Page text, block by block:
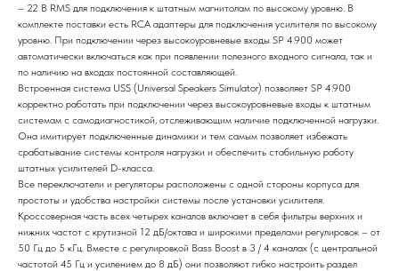
– 22 В RMS для подключения к штатным магнитолам по высокому уровню. В
комплекте поставки есть RCA адаптеры для подключения усилителя по высокому
уровню. При подключении через высокоуровневые входы SP 4.900 может
автоматически включаться как при появлении полезного входного сигнала, так и
по наличию на входах постоянной составляющей.
Встроенная система USS (Universal Speakers Simulator) позволяет SP 4.900
корректно работать при подключении через высокоуровневые входы к штатным
системам с самодиагностикой, отслеживающим наличие подключенной нагрузки.
Она имитирует подключенные динамики и тем самым позволяет избежать
срабатывание системы контроля нагрузки и обеспечить стабильную работу
штатных усилителей D-класса.
Все переключатели и регуляторы расположены с одной стороны корпуса для
простоты и удобства настройки системы после установки усилителя.
Кроссоверная часть всех четырех каналов включает в себя фильтры верхних и
нижних частот с крутизной 12 дБ/октава и широкими пределами регулировок – от
50 Гц до 5 кГц. Вместе с регулировкой Bass Boost в 3 / 4 каналах (с центральной
частотой 45 Гц и усилением до 8 дБ) они позволяют гибко настроить раздел